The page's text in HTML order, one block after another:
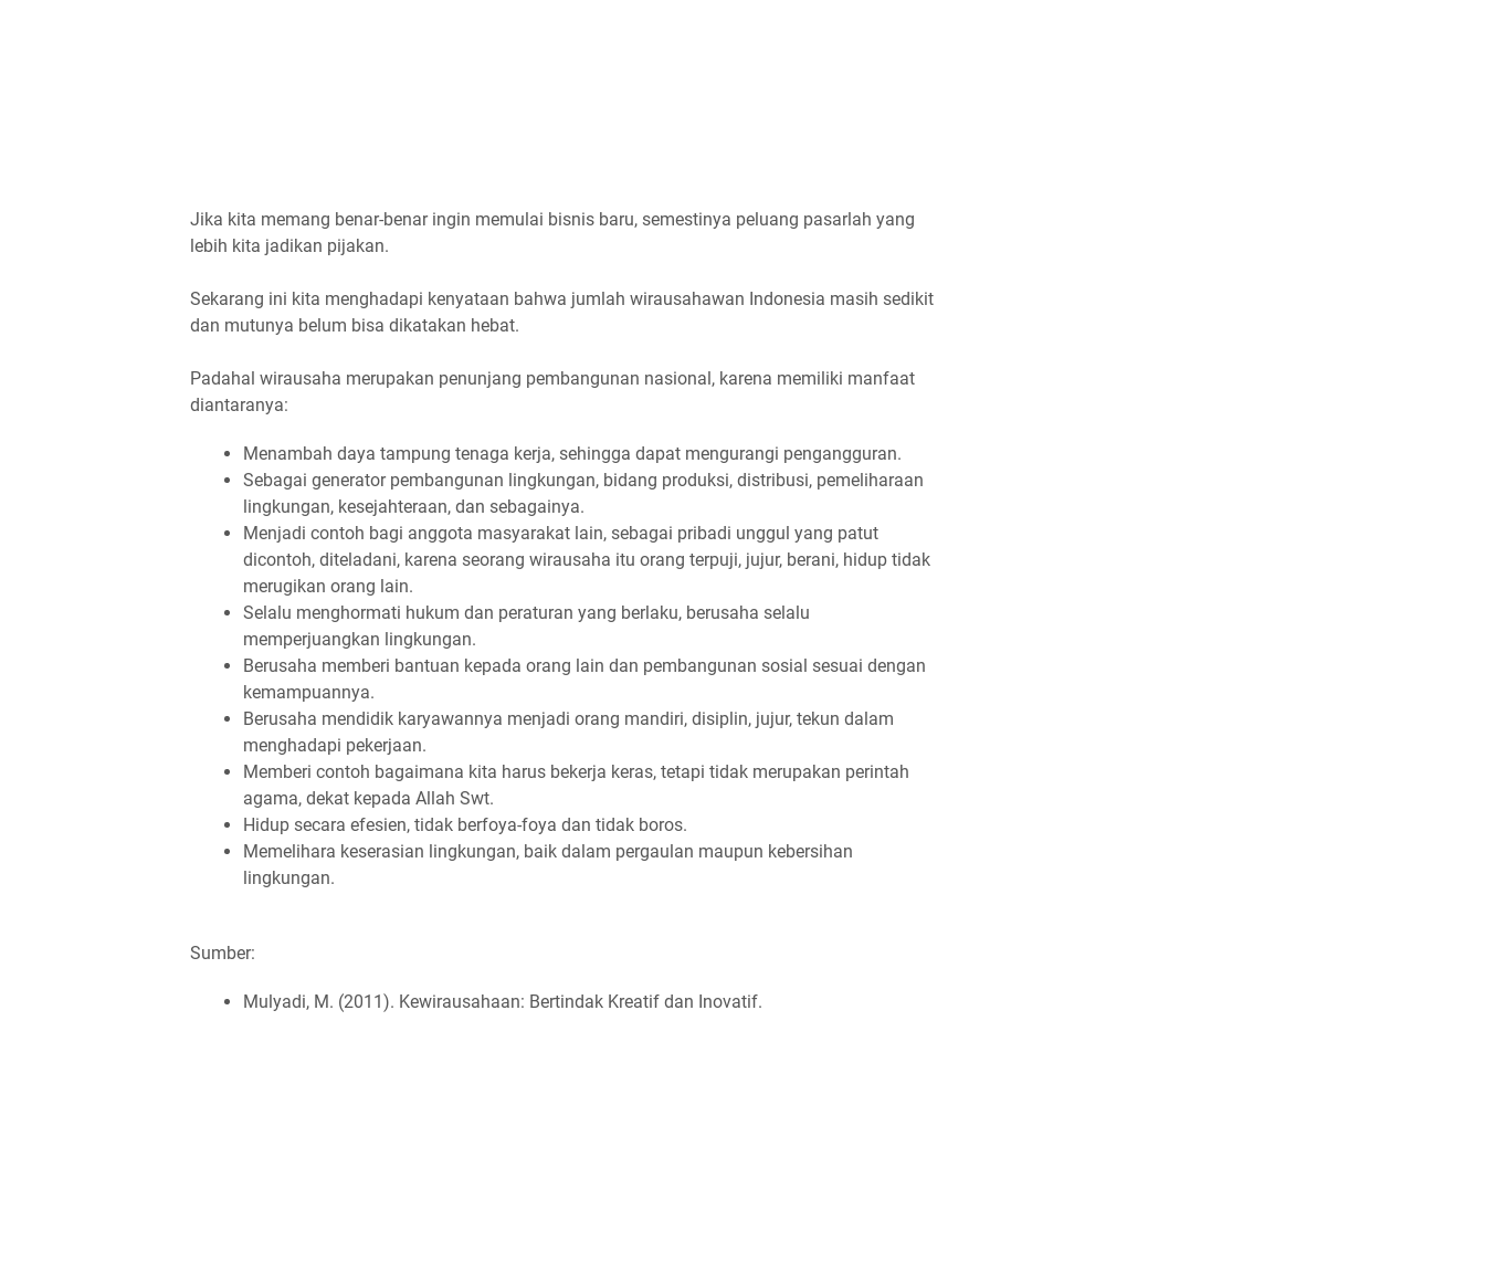
Jika kita memang benar-benar ingin memulai bisnis baru, semestinya peluang pasarlah yang
lebih kita jadikan pijakan.
Sekarang ini kita menghadapi kenyataan bahwa jumlah wirausahawan Indonesia masih sedikit
dan mutunya belum bisa dikatakan hebat.
Padahal wirausaha merupakan penunjang pembangunan nasional, karena memiliki manfaat
diantaranya:
Menambah daya tampung tenaga kerja, sehingga dapat mengurangi pengangguran.
Sebagai generator pembangunan lingkungan, bidang produksi, distribusi, pemeliharaan
lingkungan, kesejahteraan, dan sebagainya.
Menjadi contoh bagi anggota masyarakat lain, sebagai pribadi unggul yang patut
dicontoh, diteladani, karena seorang wirausaha itu orang terpuji, jujur, berani, hidup tidak
merugikan orang lain.
Selalu menghormati hukum dan peraturan yang berlaku, berusaha selalu
memperjuangkan lingkungan.
Berusaha memberi bantuan kepada orang lain dan pembangunan sosial sesuai dengan
kemampuannya.
Berusaha mendidik karyawannya menjadi orang mandiri, disiplin, jujur, tekun dalam
menghadapi pekerjaan.
Memberi contoh bagaimana kita harus bekerja keras, tetapi tidak merupakan perintah
agama, dekat kepada Allah Swt.
Hidup secara efesien, tidak berfoya-foya dan tidak boros.
Memelihara keserasian lingkungan, baik dalam pergaulan maupun kebersihan
lingkungan.
Sumber:
Mulyadi, M. (2011). Kewirausahaan: Bertindak Kreatif dan Inovatif.